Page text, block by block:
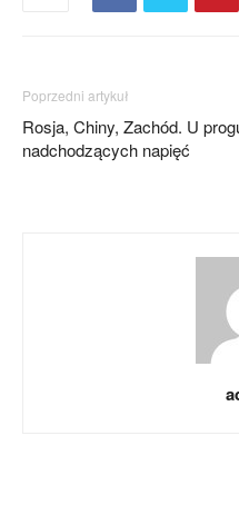
Poprzedni artykuł
Rosja, Chiny, Zachód. U
nadchodzących napięć